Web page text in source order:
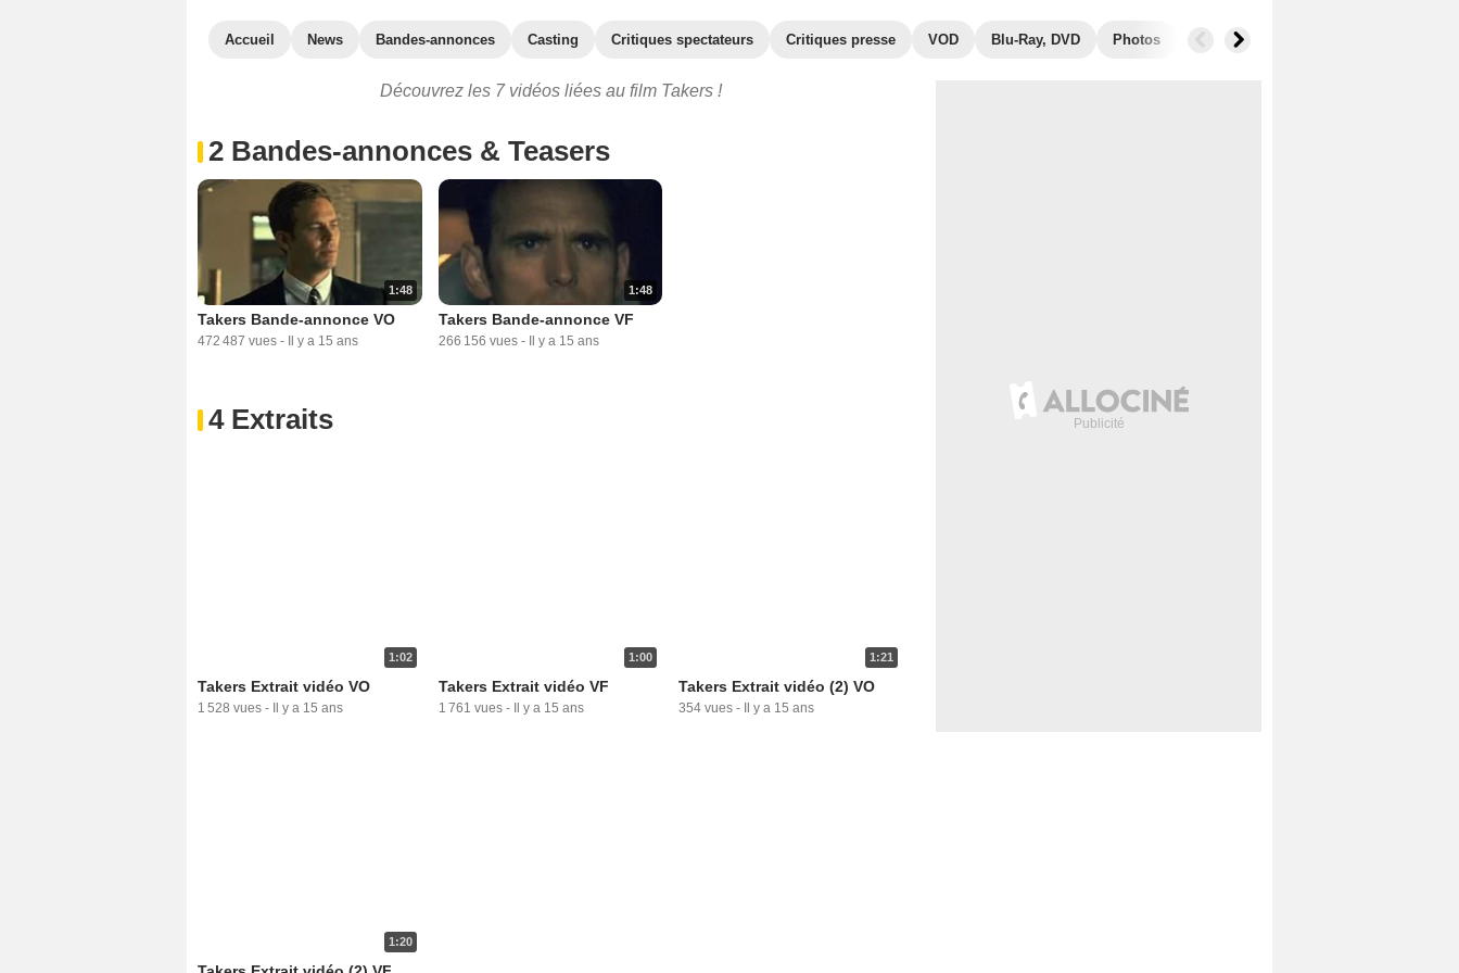
Accueil News Bandes-annonces Casting Critiques spectateurs Critiques presse VOD Blu-Ray, DVD Photos Musique
Découvrez les 7 vidéos liées au film Takers !
2 Bandes-annonces & Teasers
1:48
Takers Bande-annonce VO
472 487 vues - Il y a 15 ans
1:48
Takers Bande-annonce VF
266 156 vues - Il y a 15 ans
4 Extraits
1:02
Takers Extrait vidéo VO
1 528 vues - Il y a 15 ans
1:00
Takers Extrait vidéo VF
1 761 vues - Il y a 15 ans
1:21
Takers Extrait vidéo (2) VO
354 vues - Il y a 15 ans
1:20